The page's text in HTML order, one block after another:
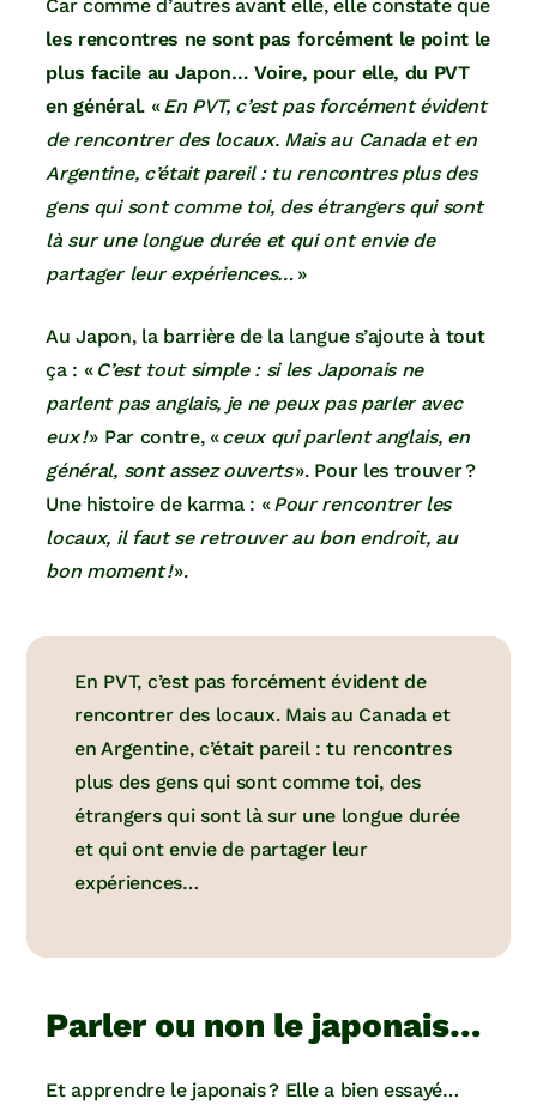
Car comme d’autres avant elle, elle constate que
les rencontres ne sont pas forcément le point le
plus facile au Japon… Voire, pour elle, du PVT
en général. «En PVT, c’est pas forcément évident
de rencontrer des locaux. Mais au Canada et en
Argentine, c’était pareil : tu rencontres plus des
gens qui sont comme toi, des étrangers qui sont
là sur une longue durée et qui ont envie de
partager leur expériences… »
Au Japon, la barrière de la langue s’ajoute à tout
ça : «C’est tout simple : si les Japonais ne
parlent pas anglais, je ne peux pas parler avec
eux !» Par contre, «ceux qui parlent anglais, en
général, sont assez ouverts». Pour les trouver ?
Une histoire de karma : «Pour rencontrer les
locaux, il faut se retrouver au bon endroit, au
bon moment !».
En PVT, c’est pas forcément évident de
rencontrer des locaux. Mais au Canada et
en Argentine, c’était pareil : tu rencontres
plus des gens qui sont comme toi, des
étrangers qui sont là sur une longue durée
et qui ont envie de partager leur
expériences…
Parler ou non le japonais…
Et apprendre le japonais ? Elle a bien essayé…